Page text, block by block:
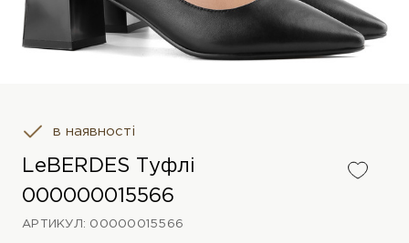
в наявності
LeBERDES Туфлі
000000015566
АРТИКУЛ: 00000015566